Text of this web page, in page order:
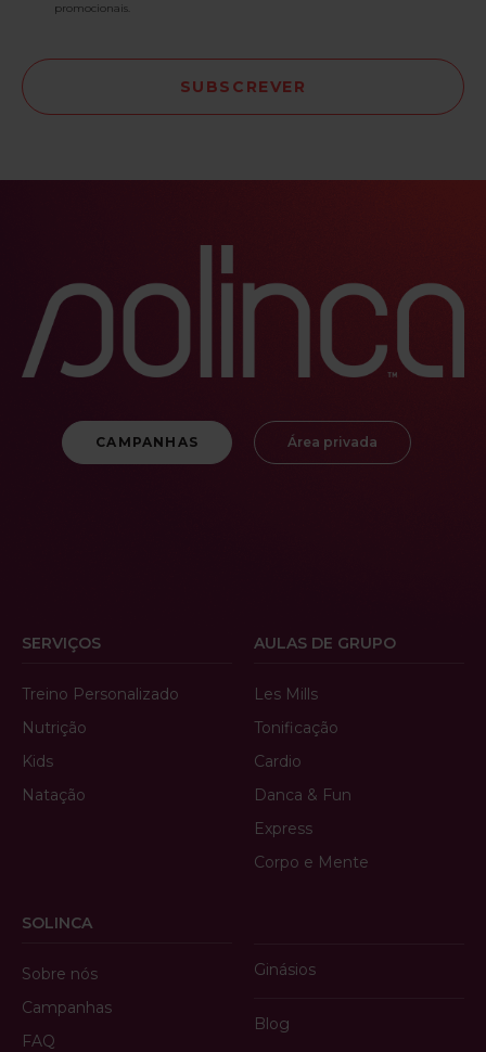
promocionais.
CAMPANHAS Área privada
SERVIÇOS
Treino Personalizado
Nutrição
Kids
Natação
AULAS DE GRUPO
Les Mills
Tonificação
Cardio
Danca & Fun
Express
Corpo e Mente
SOLINCA
Sobre nós
Campanhas
FAQ
Ginásios
Blog